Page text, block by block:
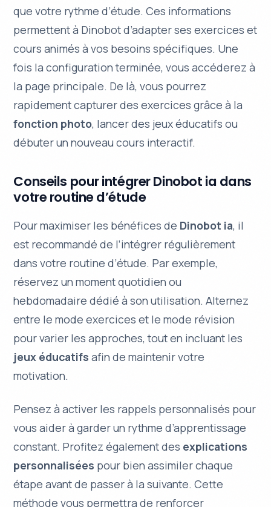
que votre rythme d’étude. Ces informations
permettent à Dinobot d’adapter ses exercices et
cours animés à vos besoins spécifiques. Une
fois la configuration terminée, vous accéderez à
la page principale. De là, vous pourrez
rapidement capturer des exercices grâce à la
fonction photo, lancer des jeux éducatifs ou
débuter un nouveau cours interactif.
Conseils pour intégrer Dinobot ia dans
votre routine d’étude
Pour maximiser les bénéfices de Dinobot ia, il
est recommandé de l’intégrer régulièrement
dans votre routine d’étude. Par exemple,
réservez un moment quotidien ou
hebdomadaire dédié à son utilisation. Alternez
entre le mode exercices et le mode révision
pour varier les approches, tout en incluant les
jeux éducatifs afin de maintenir votre
motivation.
Pensez à activer les rappels personnalisés pour
vous aider à garder un rythme d’apprentissage
constant. Profitez également des explications
personnalisées pour bien assimiler chaque
étape avant de passer à la suivante. Cette
méthode vous permettra de renforcer